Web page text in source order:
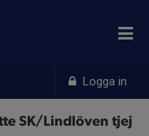
Logga in
SK/Lindlöven tjej